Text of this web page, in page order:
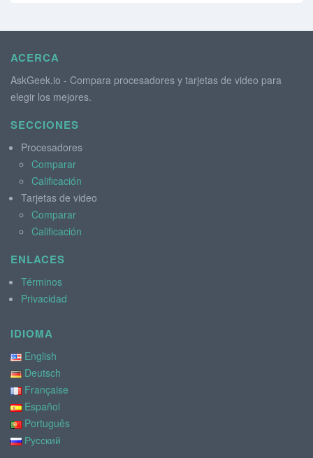
ACERCA
AskGeek.io - Compara procesadores y tarjetas de video para
elegir los mejores.
SECCIONES
Procesadores
Comparar
Calificación
Tarjetas de video
Comparar
Calificación
ENLACES
Términos
Privacidad
IDIOMA
English
Deutsch
Française
Español
Português
Русский